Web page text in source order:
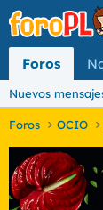
Foros
Nuevos
Foros OCIO